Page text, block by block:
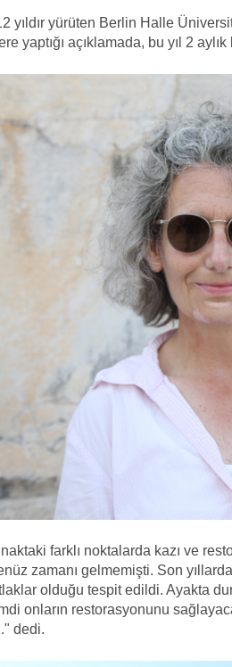
12 yıldır yürüten Berlin Halle
yaptığı açıklamada, bu yıl 2
farklı noktalarda kazı ve
zamanı gelmemişti. Son
olduğu tespit edildi. Ayakta
onların restorasyonunu
dedi.